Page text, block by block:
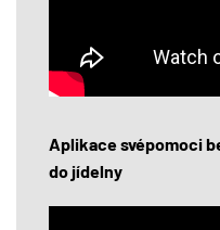
Aplikace svépomoci
do jídelny